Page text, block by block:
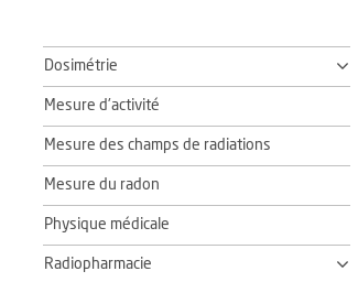
Dosimétrie
Mesure d'activité
Mesure des champs de radiations
Mesure du radon
Physique médicale
Radiopharmacie